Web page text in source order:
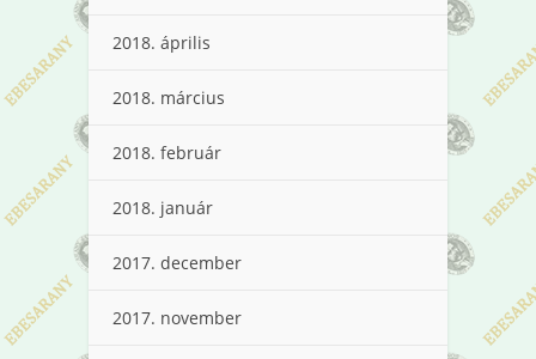
2018. április
2018. március
2018. február
2018. január
2017. december
2017. november